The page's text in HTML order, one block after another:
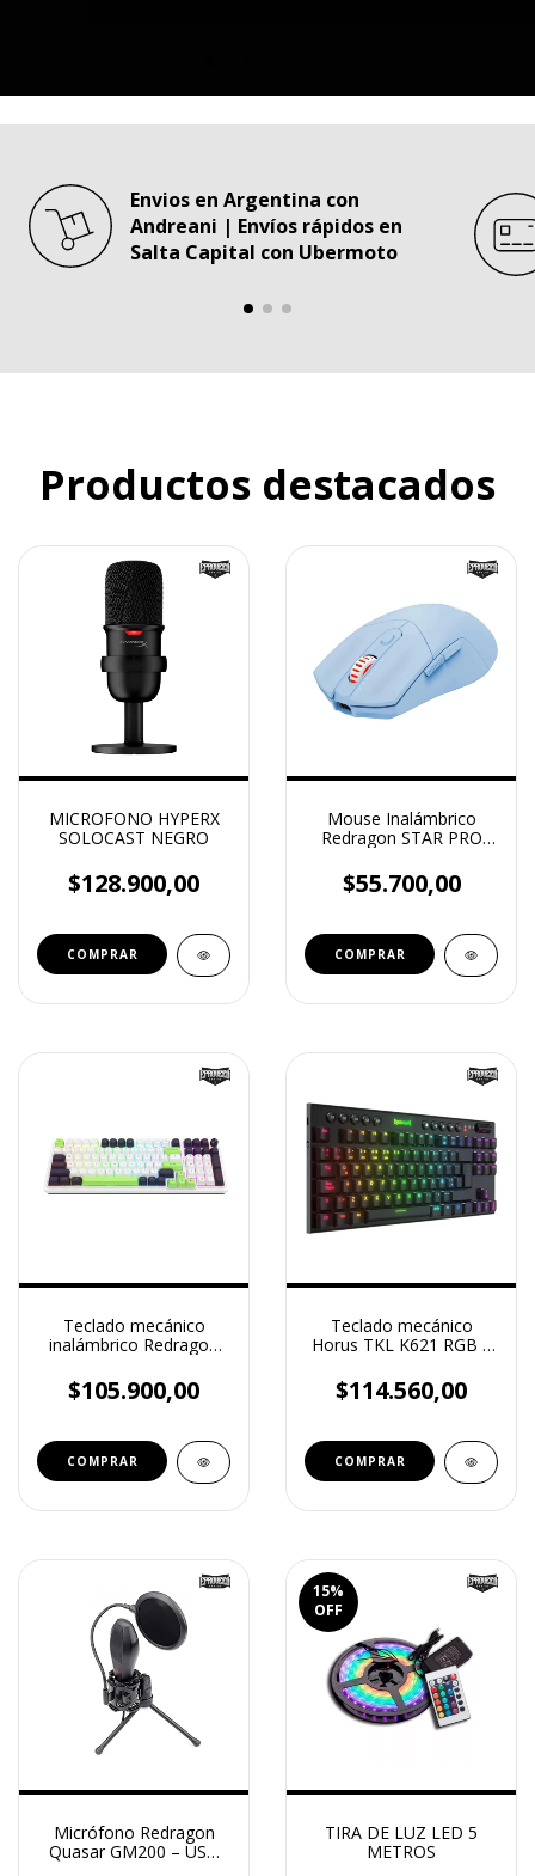
Envios en Argentina con
Andreani | Envíos rápidos en
Salta Capital con Ubermoto
Productos destacados
MICROFONO HYPERX
SOLOCAST NEGRO
$128.900,00
Mouse Inalámbrico
Redragon STAR PRO
/ Blanco-Azulado
$55.700,00
Teclado mecánico
inalámbrico Redragon
98 teclas, modo
inalámbrico + cable
$105.900,00
Teclado mecánico
Horus TKL K621 RGB –
Switch, compacto
(layout español)
$114.560,00
Micrófono Redragon
Quasar GM200 – USB
15%
OFF
TIRA DE LUZ LED 5
METROS